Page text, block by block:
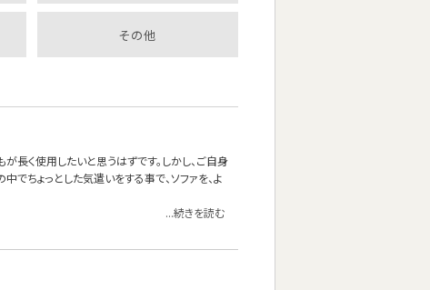
その他
長く使用したいと思うはずです。しかし、ご自身
ちょっとした気遣いをする事で、ソファを、よ
...続きを読む